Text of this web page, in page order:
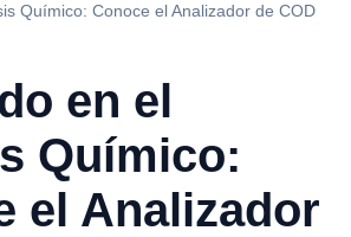
Químico: Conoce el Analizador de COD
en el
Químico:
el Analizador